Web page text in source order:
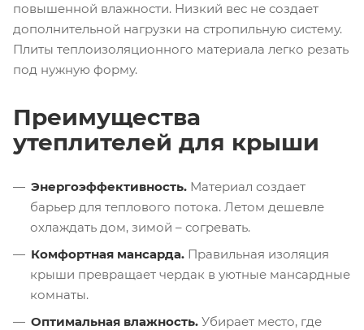
повышенной влажности. Низкий вес не создает
дополнительной нагрузки на стропильную систему.
Плиты теплоизоляционного материала легко резать
под нужную форму.
Преимущества
утеплителей для крыши
Энергоэффективность. Материал создает
барьер для теплового потока. Летом дешевле
охлаждать дом, зимой – согревать.
Комфортная мансарда. Правильная изоляция
крыши превращает чердак в уютные мансардные
комнаты.
Оптимальная влажность. Убирает место, где